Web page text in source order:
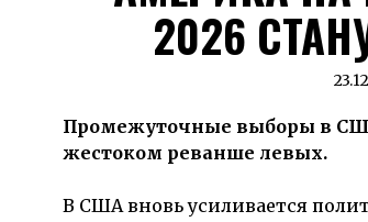
2026
Промежуточные выборы в
жестоком реванше левых.
В США вновь усиливается